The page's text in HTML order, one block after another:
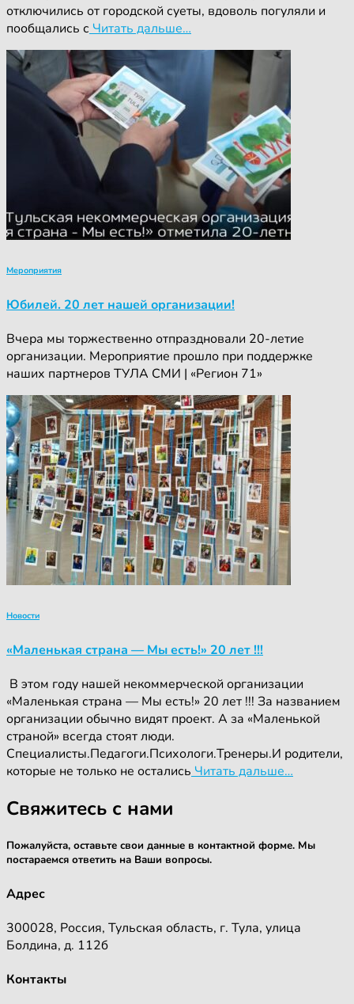
отключились от городской суеты, вдоволь погуляли и
пообщались с Читать дальше…
Мероприятия
Юбилей. 20 лет нашей организации!
Вчера мы торжественно отпраздновали 20-летие
организации. Мероприятие прошло при поддержке
наших партнеров ТУЛА СМИ | «Регион 71»
Новости
«Маленькая страна — Мы есть!» 20 лет !!!
‍ ‍В этом году нашей некоммерческой организации
«Маленькая страна — Мы есть!» 20 лет !!! За названием
организации обычно видят проект. А за «Маленькой
страной» всегда стоят люди.
Специалисты.Педагоги.Психологи.Тренеры.И родители,
которые не только не остались Читать дальше…
Свяжитесь с нами
Пожалуйста, оставьте свои данные в контактной форме. Мы
постараемся ответить на Ваши вопросы.
Адрес
300028, Россия, Тульская область, г. Тула, улица
Болдина, д. 112б
Контакты